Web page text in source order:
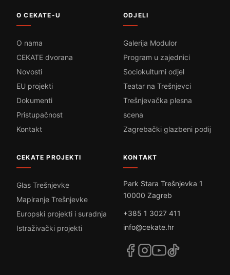
O CEKATE-U
O nama
CEKATE dvorana
Novosti
EU projekti
Dokumenti
Pristupačnost
Kontakt
ODJELI
Galerija Modulor
Program u zajednici
Sociokulturni odjel
Teatar na Trešnjevci
Trešnjevačka plesna
scena
Zagrebački glazbeni podij
CEKATE PROJEKTI
Glas Trešnjevke
Mapiranje Trešnjevke
Europski projekti i suradnja
Istraživački projekti
KONTAKT
Park Stara Trešnjevka 1
10000 Zagreb
+385 1 3027 411
info@cekate.hr